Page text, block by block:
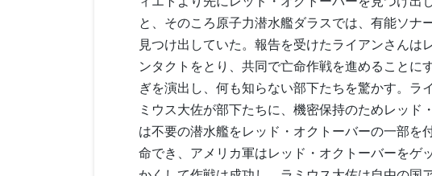
と、そのころ原子力潜水艦ダラスでは、有能ソナ
見つけ出していた。報告を受けたライアンさんは
ンタクトをとり、共同で亡命作戦を進めることに
ぎを演出し、何も知らない部下たちを驚かす。ラ
ミウス大佐が部下たちに、機密保持のためレッ
は不要の潜水艦をレッド・オクトーバーの一部を
命でき、アメリカ軍はレッド・オクトーバーをゲ